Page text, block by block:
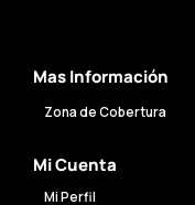
Mas Información
Zona de Cobertura
Mi Cuenta
Mi Perfil